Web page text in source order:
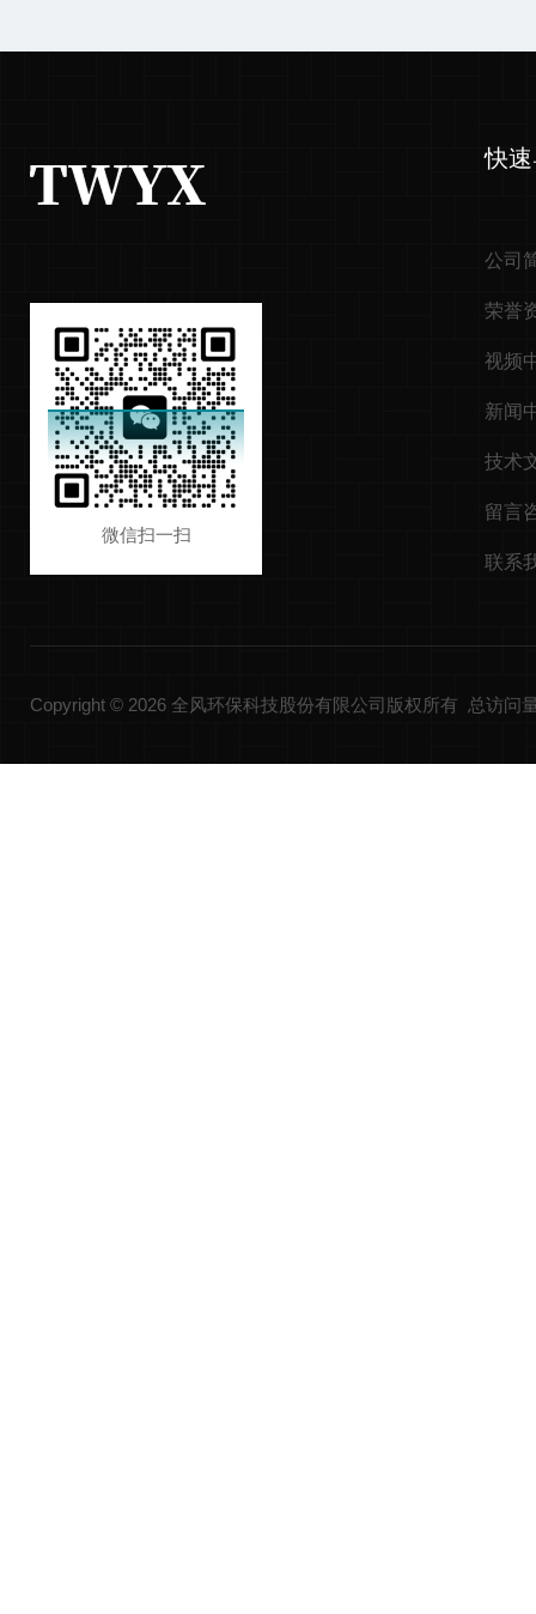
微信扫一扫
快
公司
荣誉
视频
新闻
技术
留言
联系
Copyright © 2026 全风环保科技股份有限公司版权所有 总访问